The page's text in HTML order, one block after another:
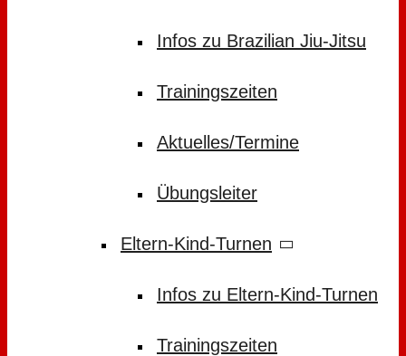
Infos zu Brazilian Jiu-Jitsu
Trainingszeiten
Aktuelles/Termine
Übungsleiter
Eltern-Kind-Turnen
Infos zu Eltern-Kind-Turnen
Trainingszeiten